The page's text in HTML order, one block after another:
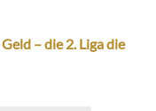
– die 2. Liga die